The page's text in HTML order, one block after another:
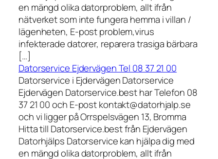
en mängd olika datorproblem, allt ifrån
nätverket som inte fungera hemma i villan /
lägenheten, E-post problem,virus
infekterade datorer, reparera trasiga bärbara
[…]
Datorservice Ejdervägen Tel 08 37 21 00
Datorservice i Ejdervägen Datorservice
Ejdervägen Datorservice.best har Telefon 08
37 21 00 och E-post kontakt@datorhjalp.se
och vi ligger på Orrspelsvägen 13, Bromma
Hitta till Datorservice.best från Ejdervägen
Datorhjälps Datorservice kan hjälpa dig med
en mängd olika datorproblem, allt ifrån